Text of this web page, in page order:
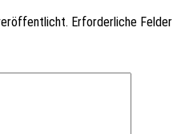
Erforderliche Felder